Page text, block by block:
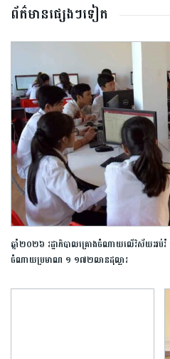
ព័ត៌មានផ្សេងៗទៀត
ឆ្នាំ២០២៦ រដ្ឋាភិបាល​គ្រោងចំណាយលើវិស័យអប់
ចំណាយ​ប្រមាណ ១ ១៧២លាន​ដុល្លារ​